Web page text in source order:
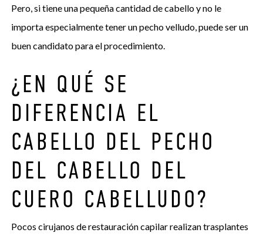
Pero, si tiene una pequeña cantidad de cabello y no le
importa especialmente tener un pecho velludo, puede ser un
buen candidato para el procedimiento.
¿EN QUÉ SE
DIFERENCIA EL
CABELLO DEL PECHO
DEL CABELLO DEL
CUERO CABELLUDO?
Pocos cirujanos de restauración capilar realizan trasplantes